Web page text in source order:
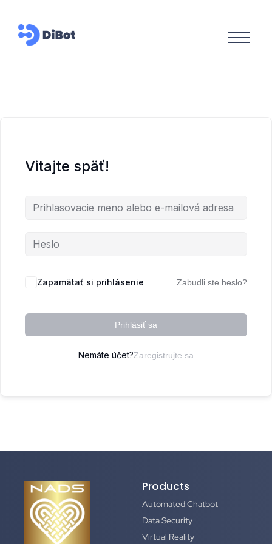
Vitajte späť!
Zapamätať si prihlásenie Zabudli ste heslo?
Prihlásiť sa
Nemáte účet?Zaregistrujte sa
Products
Automated Chatbot
Data Security
Virtual Reality